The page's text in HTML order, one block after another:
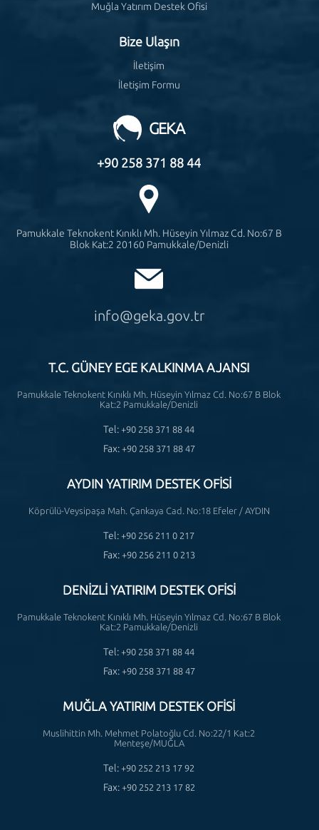
Muğla Yatırım Destek Ofisi
Bize Ulaşın
İletişim
İletişim Formu
GEKA
+90 258 371 88 44
Pamukkale Teknokent Kınıklı Mh. Hüseyin Yılmaz Cd. No:67 B
Blok Kat:2 20160 Pamukkale/Denizli
info@geka.gov.tr
T.C. GÜNEY EGE KALKINMA AJANSI
Pamukkale Teknokent Kınıklı Mh. Hüseyin Yılmaz Cd. No:67 B Blok
Kat:2 Pamukkale/Denizli
Tel: +90 258 371 88 44
Fax: +90 258 371 88 47
AYDIN YATIRIM DESTEK OFİSİ
Köprülü-Veysipaşa Mah. Çankaya Cad. No:18 Efeler / AYDIN
Tel: +90 256 211 0 217
Fax: +90 256 211 0 213
DENİZLİ YATIRIM DESTEK OFİSİ
Pamukkale Teknokent Kınıklı Mh. Hüseyin Yılmaz Cd. No:67 B Blok
Kat:2 Pamukkale/Denizli
Tel: +90 258 371 88 44
Fax: +90 258 371 88 47
MUĞLA YATIRIM DESTEK OFİSİ
Muslihittin Mh. Mehmet Polatoğlu Cd. No:22/1 Kat:2
Menteşe/MUĞLA
Tel: +90 252 213 17 92
Fax: +90 252 213 17 82